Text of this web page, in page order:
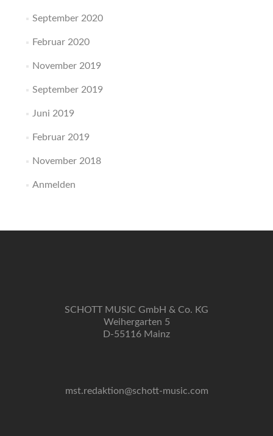
September 2020
Februar 2020
November 2019
September 2019
Juni 2019
Februar 2019
November 2018
Anmelden
SCHOTT MUSIC GmbH & Co. KG
Weihergarten 5
D-55116 Mainz
mst.redaktion@schott-music.com